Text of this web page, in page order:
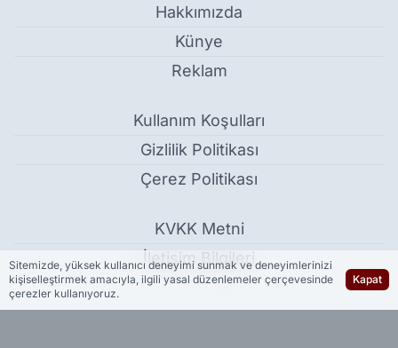
Hakkımızda
Künye
Reklam
Kullanım Koşulları
Gizlilik Politikası
Çerez Politikası
KVKK Metni
İletişim Bilgileri
Sitemizde, yüksek kullanıcı deneyimi sunmak ve deneyimlerinizi
kişiselleştirmek amacıyla, ilgili yasal düzenlemeler çerçevesinde
çerezler kullanıyoruz.
Kapat